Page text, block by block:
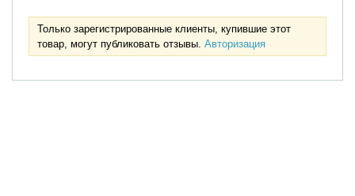
Только зарегистрированные клиенты, купившие этот
товар, могут публиковать отзывы. Авторизация